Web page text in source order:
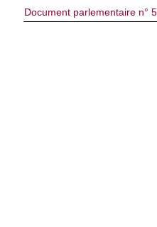
Document parlementaire n°